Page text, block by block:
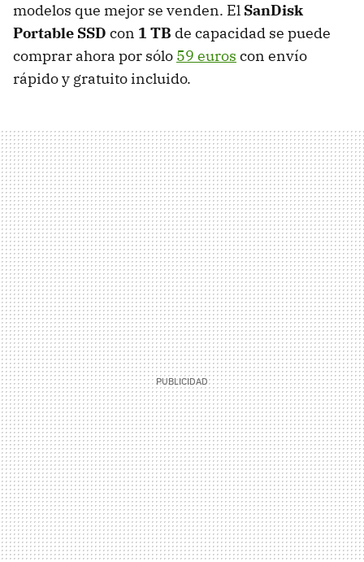
modelos que mejor se venden. El SanDisk
Portable SSD con 1 TB de capacidad se puede
comprar ahora por sólo 59 euros con envío
rápido y gratuito incluido.